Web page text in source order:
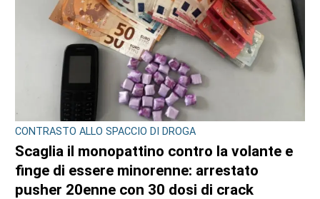
CONTRASTO ALLO SPACCIO DI DROGA
Scaglia il monopattino contro la volante e
finge di essere minorenne: arrestato
pusher 20enne con 30 dosi di crack